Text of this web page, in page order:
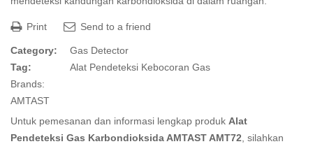
Print Send to a friend
Category:
Gas Detector
Tag:
Alat Pendeteksi Kebocoran Gas
Brands:
AMTAST
Untuk pemesanan dan informasi lengkap produk Alat
Pendeteksi Gas Karbondioksida AMTAST AMT72 , silahkan